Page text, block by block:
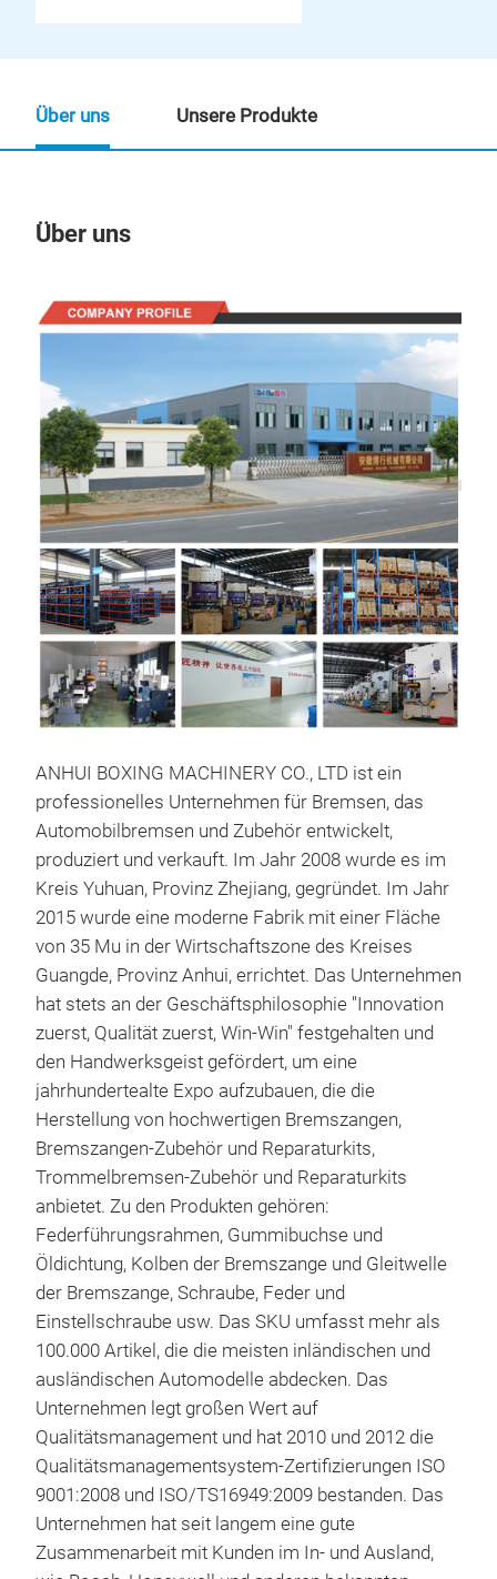
Über uns
ANHUI BOXING MACHINERY CO., LTD ist ein
professionelles Unternehmen für Bremsen, das
Automobilbremsen und Zubehör entwickelt,
produziert und verkauft. Im Jahr 2008 wurde es im
Kreis Yuhuan, Provinz Zhejiang, gegründet. Im Jahr
2015 wurde eine moderne Fabrik mit einer Fläche
von 35 Mu in der Wirtschaftszone des Kreises
Guangde, Provinz Anhui, errichtet. Das Unternehmen
hat stets an der Geschäftsphilosophie "Innovation
zuerst, Qualität zuerst, Win-Win" festgehalten und
den Handwerksgeist gefördert, um eine
jahrhundertealte Expo aufzubauen, die die
Herstellung von hochwertigen Bremszangen,
Bremszangen-Zubehör und Reparaturkits,
Trommelbremsen-Zubehör und Reparaturkits
anbietet. Zu den Produkten gehören:
Federführungsrahmen, Gummibuchse und
Öldichtung, Kolben der Bremszange und Gleitwelle
der Bremszange, Schraube, Feder und
Einstellschraube usw. Das SKU umfasst mehr als
100.000 Artikel, die die meisten inländischen und
ausländischen Automodelle abdecken. Das
Unternehmen legt großen Wert auf
Qualitätsmanagement und hat 2010 und 2012 die
Qualitätsmanagementsystem-Zertifizierungen ISO
9001:2008 und ISO/TS16949:2009 bestanden. Das
Unternehmen hat seit langem eine gute
Zusammenarbeit mit Kunden im In- und Ausland,
Über uns Unsere Produkte